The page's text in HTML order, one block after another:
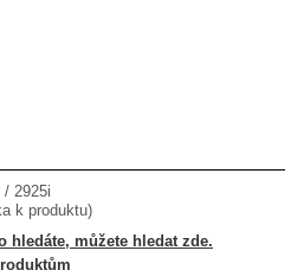
/ 2925i
k produktu)
hledáte, můžete hledat zde.